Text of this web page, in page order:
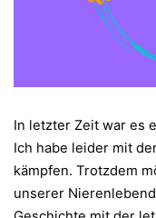
In letzter Zeit war es
Ich habe leider mit
kämpfen. Trotzdem
unserer